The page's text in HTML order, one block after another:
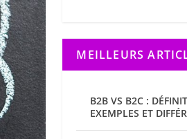
MEILLEURS
B2B VS B2C :
EXEMPLES ET